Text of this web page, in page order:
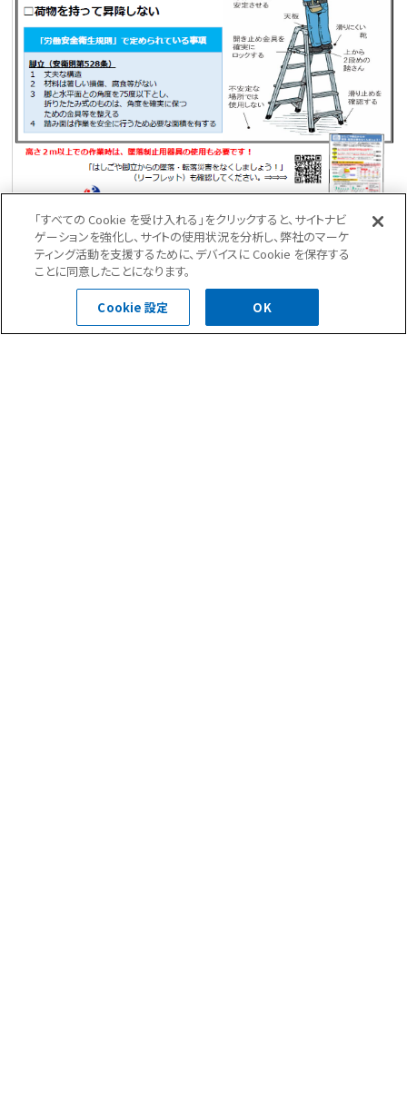
実際、私もこのチェックリストを脚立使用して作業を行う事があると
きは使用しています。
このようの物使い事故は事前に防いでいきましょう。
「すべての Cookie を受け入れる」をクリックすると、サイトナビ
ゲーションを強化し、サイトの使用状況を分析し、弊社のマーケ
ティング活動を支援するために、デバイスに Cookie を保存する
ことに同意したことになります。
Cookie 設定 OK